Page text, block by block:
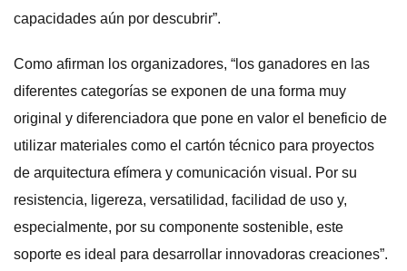
capacidades aún por descubrir”.
Como afirman los organizadores, “los ganadores en las
diferentes categorías se exponen de una forma muy
original y diferenciadora que pone en valor el beneficio de
utilizar materiales como el cartón técnico para proyectos
de arquitectura efímera y comunicación visual. Por su
resistencia, ligereza, versatilidad, facilidad de uso y,
especialmente, por su componente sostenible, este
soporte es ideal para desarrollar innovadoras creaciones”.